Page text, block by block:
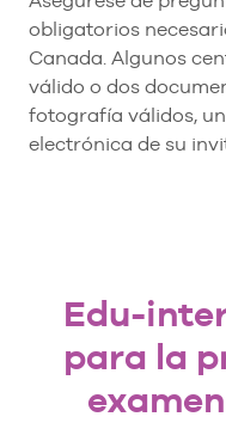
obligatorios
Canada. Algunos
válido o dos
fotografía válidos,
electrónica de su
Edu-
para la